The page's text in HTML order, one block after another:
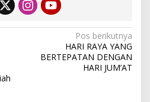
Pos berikutnya
HARI RAYA YANG
BERTEPATAN DENGAN
HARI JUM’AT